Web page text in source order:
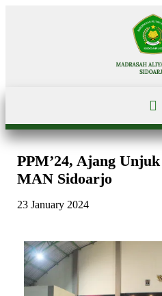
PPM’24, Ajang
MAN Sidoarjo
23 January 2024